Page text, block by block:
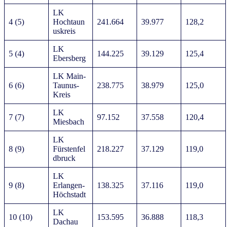
4 (5)
LK
Hochtaun
uskreis
241.664 39.977 128,2
5 (4)
LK
Ebersberg
144.225 39.129 125,4
6 (6)
LK Main-
Taunus-
Kreis
238.775 38.979 125,0
7 (7)
LK
Miesbach
97.152 37.558 120,4
8 (9)
LK
Fürstenfel
dbruck
218.227 37.129 119,0
9 (8)
LK
Erlangen-
Höchstadt
138.325 37.116 119,0
10 (10)
LK
Dachau
153.595 36.888 118,3